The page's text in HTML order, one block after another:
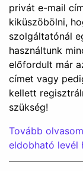
privát e-mail
kiküszöbölni,
szolgáltatónál
használtunk
előfordult már
címet vagy
kellett
szükség!
Tovább
eldobható levél